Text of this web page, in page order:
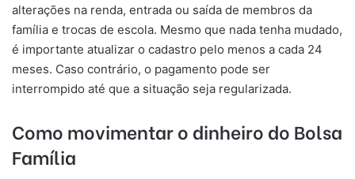
alterações na renda, entrada ou saída de membros da
família e trocas de escola. Mesmo que nada tenha mudado,
é importante atualizar o cadastro pelo menos a cada 24
meses. Caso contrário, o pagamento pode ser
interrompido até que a situação seja regularizada.
Como movimentar o dinheiro do Bolsa
Família